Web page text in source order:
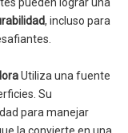
pueden lograr una
, incluso para
Utiliza una fuente
Su
para manejar